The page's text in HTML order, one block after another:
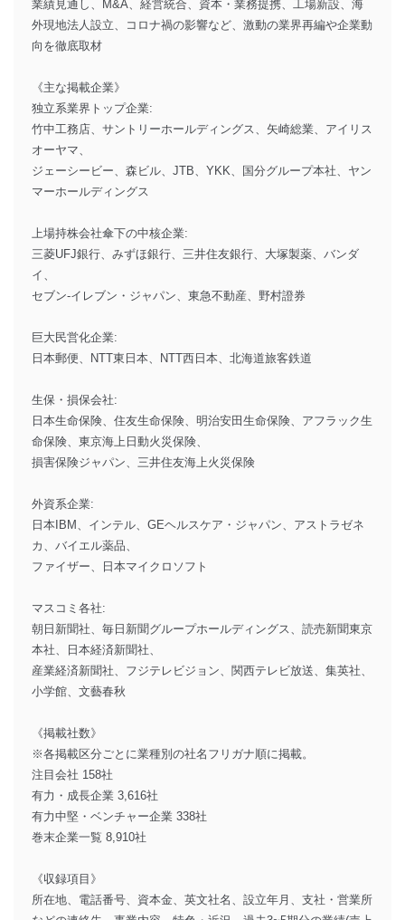
業績見通し、M&A、経営統合、資本・業務提携、工場新設、海
外現地法人設立、コロナ禍の影響など、激動の業界再編や企業動
向を徹底取材
《主な掲載企業》
独立系業界トップ企業:
竹中工務店、サントリーホールディングス、矢崎総業、アイリス
オーヤマ、
ジェーシービー、森ビル、JTB、YKK、国分グループ本社、ヤン
マーホールディングス
上場持株会社傘下の中核企業:
三菱UFJ銀行、みずほ銀行、三井住友銀行、大塚製薬、バンダ
イ、
セブン-イレブン・ジャパン、東急不動産、野村證券
巨大民営化企業:
日本郵便、NTT東日本、NTT西日本、北海道旅客鉄道
生保・損保会社:
日本生命保険、住友生命保険、明治安田生命保険、アフラック生
命保険、東京海上日動火災保険、
損害保険ジャパン、三井住友海上火災保険
外資系企業:
日本IBM、インテル、GEヘルスケア・ジャパン、アストラゼネ
カ、バイエル薬品、
ファイザー、日本マイクロソフト
マスコミ各社:
朝日新聞社、毎日新聞グループホールディングス、読売新聞東京
本社、日本経済新聞社、
産業経済新聞社、フジテレビジョン、関西テレビ放送、集英社、
小学館、文藝春秋
《掲載社数》
※各掲載区分ごとに業種別の社名フリガナ順に掲載。
注目会社 158社
有力・成長企業 3,616社
有力中堅・ベンチャー企業 338社
巻末企業一覧 8,910社
《収録項目》
所在地、電話番号、資本金、英文社名、設立年月、支社・営業所